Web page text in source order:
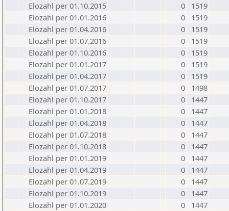
Elozahl per 01.10.2015
0
1519
Elozahl per 01.01.2016
0
1519
Elozahl per 01.04.2016
0
1519
Elozahl per 01.07.2016
0
1519
Elozahl per 01.10.2016
0
1519
Elozahl per 01.01.2017
0
1519
Elozahl per 01.04.2017
0
1519
Elozahl per 01.07.2017
0
1498
Elozahl per 01.10.2017
0
1447
Elozahl per 01.01.2018
0
1447
Elozahl per 01.04.2018
0
1447
Elozahl per 01.07.2018
0
1447
Elozahl per 01.10.2018
0
1447
Elozahl per 01.01.2019
0
1447
Elozahl per 01.04.2019
0
1447
Elozahl per 01.07.2019
0
1447
Elozahl per 01.10.2019
0
1447
Elozahl per 01.01.2020
0
1447